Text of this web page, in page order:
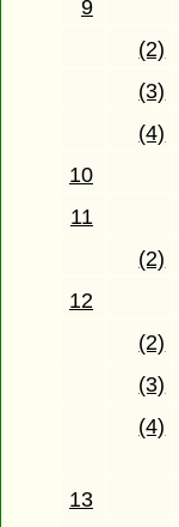
9
(2)
(3)
(4)
10
11
(2)
12
(2)
(3)
(4)
13